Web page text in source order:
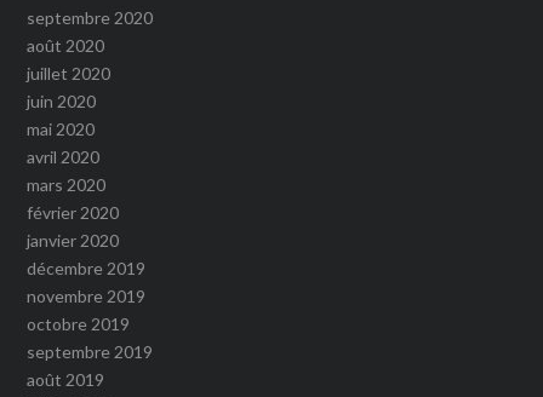
septembre 2020
août 2020
juillet 2020
juin 2020
mai 2020
avril 2020
mars 2020
février 2020
janvier 2020
décembre 2019
novembre 2019
octobre 2019
septembre 2019
août 2019